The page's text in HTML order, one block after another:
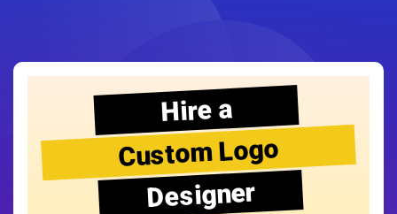
Hire a
Custom Logo
Designer